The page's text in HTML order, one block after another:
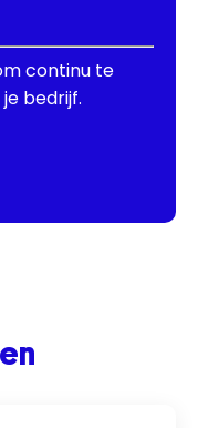
continu te
bedrijf.